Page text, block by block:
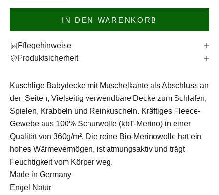
IN DEN WARENKORB
Pflegehinweise
Produktsicherheit
Kuschlige Babydecke mit Muschelkante als Abschluss an
den Seiten, Vielseitig verwendbare Decke zum Schlafen,
Spielen, Krabbeln und Reinkuscheln. Kräftiges Fleece-
Gewebe aus 100% Schurwolle (kbT-Merino) in einer
Qualität von 360g/m². Die reine Bio-Merinowolle hat ein
hohes Wärmevermögen, ist atmungsaktiv und trägt
Feuchtigkeit vom Körper weg.
Made in Germany
Engel Natur